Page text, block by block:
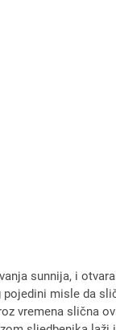
sunnija, i
misle da
vremena slična